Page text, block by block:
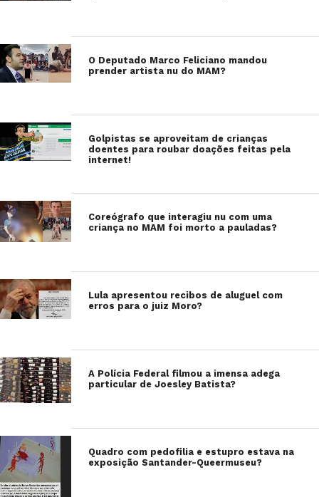
O Deputado Marco Feliciano mandou
prender artista nu do MAM?
Golpistas se aproveitam de crianças
doentes para roubar doações feitas pela
internet!
Coreógrafo que interagiu nu com uma
criança no MAM foi morto a pauladas?
Lula apresentou recibos de aluguel com
erros para o juiz Moro?
A Polícia Federal filmou a imensa adega
particular de Joesley Batista?
Quadro com pedofilia e estupro estava na
exposição Santander-Queermuseu?